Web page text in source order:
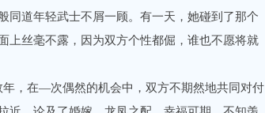
同道年轻武士不屑一顾。有一天，她碰到了那个
上丝毫不露，因为双方个性都倔，谁也不愿将就
在—次偶然的机会中，双方不期然地共同对付